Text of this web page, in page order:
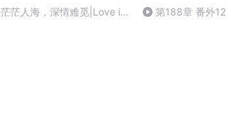
茫茫人海，深情难觅|Love is
第188章 番外12